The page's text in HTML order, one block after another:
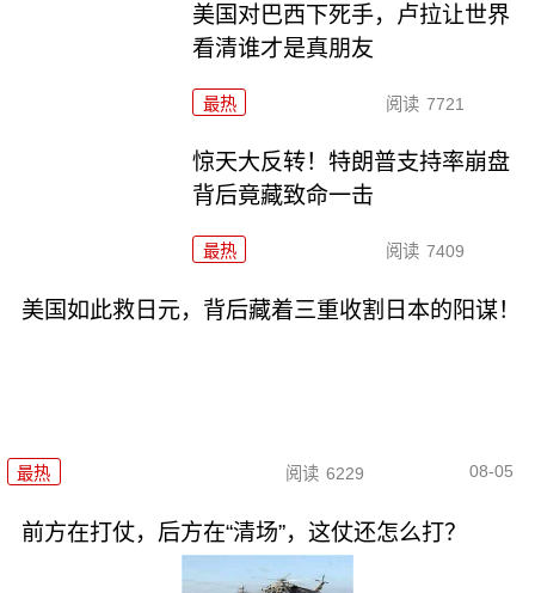
美国对巴西下死手，卢拉让世界
看清谁才是真朋友
最热 阅读 7721
惊天大反转！特朗普支持率崩盘
背后竟藏致命一击
最热 阅读 7409
美国如此救日元，背后藏着三重收割日本的阳谋！
最热 阅读 6229 08-05
前方在打仗，后方在“清场”，这仗还怎么打？